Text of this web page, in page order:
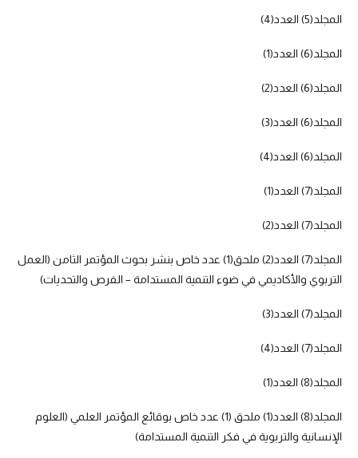
المجلد(5) العدد(4)
المجلد(6) العدد(1)
المجلد(6) العدد(2)
المجلد(6) العدد(3)
المجلد(6) العدد(4)
المجلد(7) العدد(1)
المجلد(7) العدد(2)
المجلد(7) العدد(2) ملحق(1) عدد خاص بنشر بحوث المؤتمر الثامن (العمل
التربوي والأكاديمي في ضوء التنمية المستدامة – الفرص والتحديات)
المجلد(7) العدد(3)
المجلد(7) العدد(4)
المجلد(8) العدد(1)
المجلد(8) العدد(1) ملحق (1) عدد خاص بوقائع المؤتمر العلمي (العلوم
الإنسانية والتربوية في فكر التنمية المستدامة)